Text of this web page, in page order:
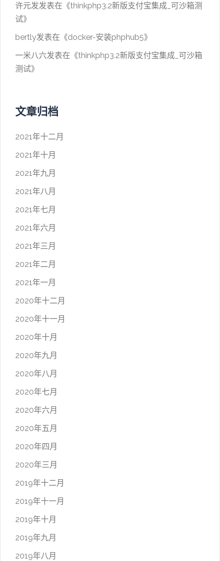
许元发发表在《thinkphp3.2新版支付宝集成_可沙箱测
试》
bertly发表在《docker-安装phphub5》
一米八六发表在《thinkphp3.2新版支付宝集成_可沙箱
测试》
文章归档
2021年十二月
2021年十月
2021年九月
2021年八月
2021年七月
2021年六月
2021年三月
2021年二月
2021年一月
2020年十二月
2020年十一月
2020年十月
2020年九月
2020年八月
2020年七月
2020年六月
2020年五月
2020年四月
2020年三月
2019年十二月
2019年十一月
2019年十月
2019年九月
2019年八月